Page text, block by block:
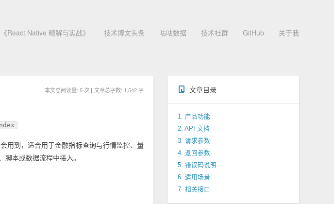
《React Native 精解与实战》 技术博文头条 咕咕数据 技术社群 GitHub 关于我
本文总阅读量: 5 次 | 文章总字数: 1,542 字
用到，适合用于金融指标查询与行情监控、量
本或数据流程中接入。
文章目录
1. 产品功能
2. API 文档
3. 请求参数
4. 返回参数
5. 错误码说明
6. 适用场景
7. 相关接口